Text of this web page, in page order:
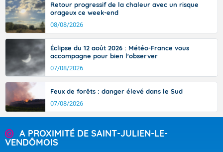
Retour progressif de la chaleur avec un risque
orageux ce week-end
08/08/2026
Éclipse du 12 août 2026 : Météo-France vous
accompagne pour bien l'observer
07/08/2026
Feux de forêts : danger élevé dans le Sud
07/08/2026
A PROXIMITÉ DE SAINT-JULIEN-LE-
VENDÔMOIS